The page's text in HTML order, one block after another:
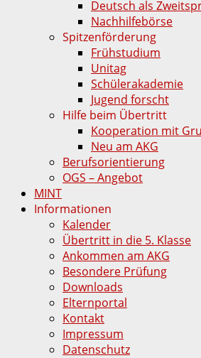
Deutsch als
Nachhilfebörse
Spitzenförderung
Frühstudium
Unitag
Schülerakademie
Jugend forscht
Hilfe beim Übertritt
Kooperation mit
Neu am AKG
Berufsorientierung
OGS – Angebot
MINT
Informationen
Kalender
Übertritt in die 5. Klasse
Ankommen am AKG
Besondere Prüfung
Downloads
Elternportal
Kontakt
Impressum
Datenschutz